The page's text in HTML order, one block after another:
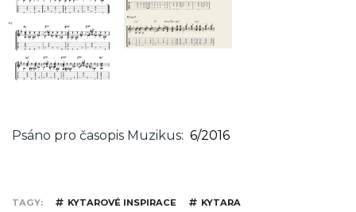
Psáno pro časopis Muzikus 6/2016
TAGY KYTAROVÉ INSPIRACE KYTARA